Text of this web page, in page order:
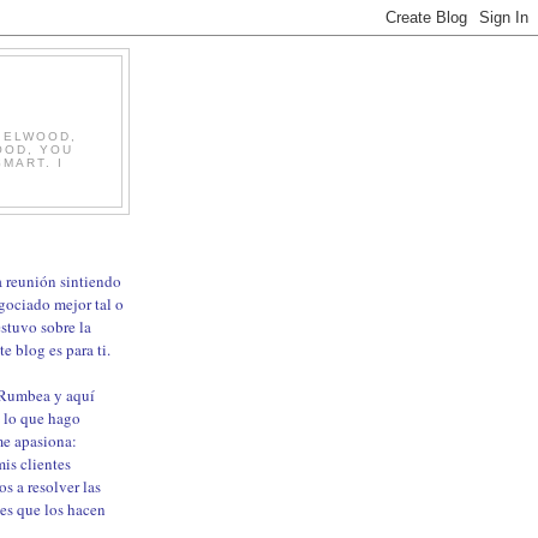
YOU
I
reunión sintiendo
mejor tal o
sobre la
blog es para ti.
y aquí
que hago
apasiona:
clientes
a resolver las
que los hacen